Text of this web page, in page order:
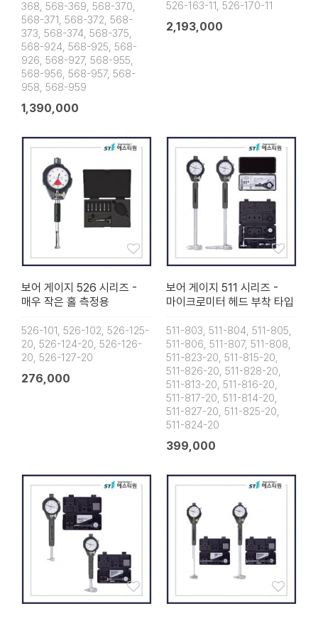
368, 568-369, 568-370,
568-371, 568-372, 568-
373, 568-374, 568-375,
568-924, 568-925, 568-
926, 568-927, 568-955,
568-956, 568-957, 568-
958, 568-959
1,390,000
526-163-11, 526-170-11
2,193,000
보어 게이지 526 시리즈 -
매우 작은 홀 측정용
526-101, 526-102, 526-125-
20, 526-124-20, 526-126-
20, 526-127-20
276,000
보어 게이지 511 시리즈 -
마이크로미터 헤드 부착 타입
511-803, 511-804, 511-805,
511-806, 511-807, 511-808,
511-823-20, 511-815-20,
511-826-20, 511-828-20,
511-813-20, 511-816-20,
511-817-20, 511-814-20,
511-827-20, 511-825-20,
511-824-20
399,000